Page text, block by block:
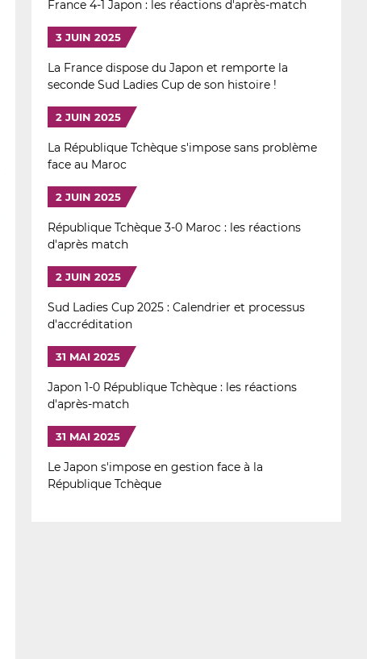
France 4-1 Japon : les réactions d'après-match
3 JUIN 2025
La France dispose du Japon et remporte la
seconde Sud Ladies Cup de son histoire !
2 JUIN 2025
La République Tchèque s'impose sans problème
face au Maroc
2 JUIN 2025
République Tchèque 3-0 Maroc : les réactions
d'après match
2 JUIN 2025
Sud Ladies Cup 2025 : Calendrier et processus
d'accréditation
31 MAI 2025
Japon 1-0 République Tchèque : les réactions
d'après-match
31 MAI 2025
Le Japon s'impose en gestion face à la
République Tchèque